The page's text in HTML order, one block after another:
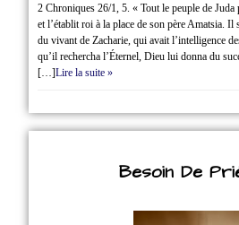
2 Chroniques 26/1‭, ‬5. « Tout le peuple de Juda
et l’établit roi à la place de son père Amatsia. Il
du vivant de Zacharie, qui avait l’intelligence
qu’il rechercha l’Éternel, Dieu lui donna du
[…]Lire la suite »
Besoin De